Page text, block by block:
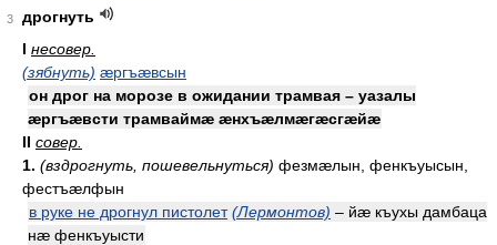
3
дрогнуть
I несовер.
(зябнуть) æргъæвсын
он дрог на морозе в ожидании трамвая – уазалы
æргъæвсти трамваймæ æнхъæлмæгæсгæйæ
II совер.
1. (вздрогнуть, пошевельнуться) фезмæлын, фенкъуысын,
фестъæлфын
в руке не дрогнул пистолет (Лермонтов) – йæ къухы дамбаца
нæ фенкъуысти